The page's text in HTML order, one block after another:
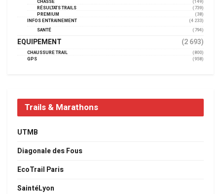
CHASSE
(149)
RÉSULTATS TRAILS
(739)
PREMIUM
(38)
INFOS ENTRAINEMENT
(4 233)
SANTÉ
(794)
EQUIPEMENT (2 693)
CHAUSSURE TRAIL
(800)
GPS
(958)
Trails & Marathons
UTMB
Diagonale des Fous
EcoTrail Paris
SaintéLyon